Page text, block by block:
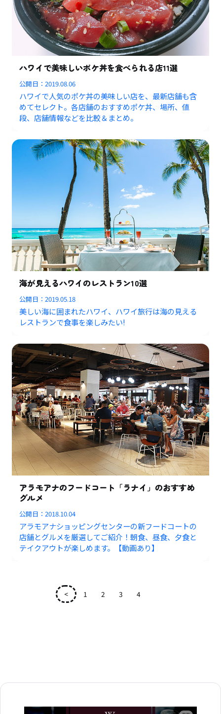
ハワイで美味しいポケ丼を食べられる店11選
公開日：2019.08.06
ハワイで人気のポケ丼の美味しい店を、最新店舗も含
めてセレクト。各店舗のおすすめポケ丼、場所、値
段、店舗情報などを比較＆まとめ。
海が見えるハワイのレストラン10選
公開日：2019.05.18
美しい海に囲まれたハワイ、ハワイ旅行は海の見える
レストランで食事を楽しみたい!
アラモアナのフードコート「ラナイ」のおすすめ
グルメ
公開日：2018.10.04
アラモアナショッピングセンターの新フードコートの
店舗とグルメを厳選してご紹介！朝食、昼食、夕食と
テイクアウトが楽しめます。【動画あり】
< 1 2 3 4